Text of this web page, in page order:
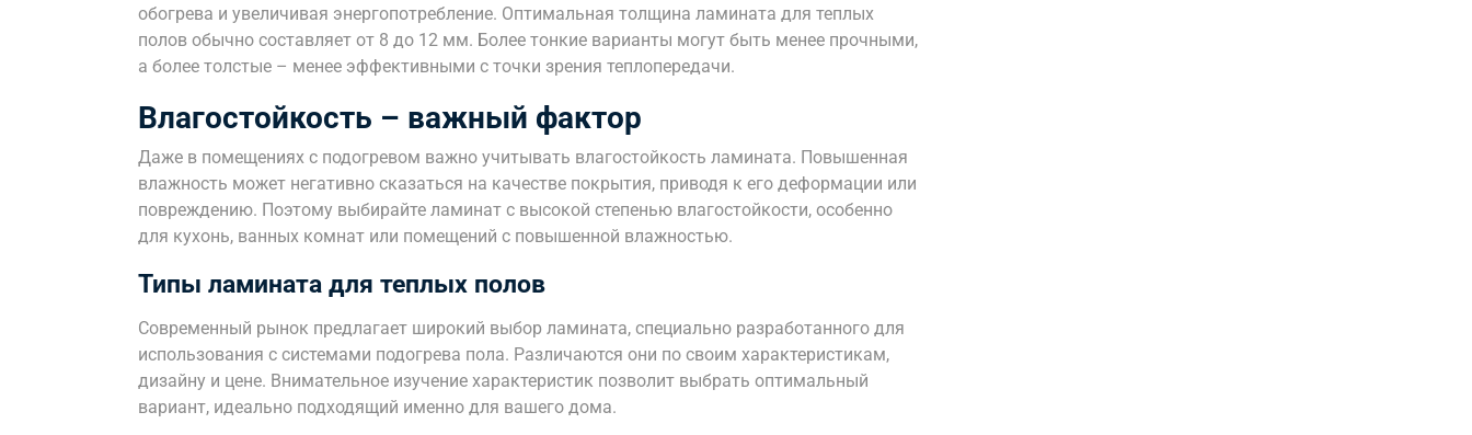
обогрева и увеличивая энергопотребление. Оптимальная толщина ламината для теплых
полов обычно составляет от 8 до 12 мм. Более тонкие варианты могут быть менее прочными,
а более толстые – менее эффективными с точки зрения теплопередачи.
Влагостойкость – важный фактор
Даже в помещениях с подогревом важно учитывать влагостойкость ламината. Повышенная
влажность может негативно сказаться на качестве покрытия, приводя к его деформации или
повреждению. Поэтому выбирайте ламинат с высокой степенью влагостойкости, особенно
для кухонь, ванных комнат или помещений с повышенной влажностью.
Типы ламината для теплых полов
Современный рынок предлагает широкий выбор ламината, специально разработанного для
использования с системами подогрева пола. Различаются они по своим характеристикам,
дизайну и цене. Внимательное изучение характеристик позволит выбрать оптимальный
вариант, идеально подходящий именно для вашего дома.